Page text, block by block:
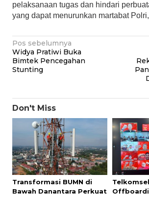
pelaksanaan tugas dan hindari
yang dapat menurunkan martabat
Navigasi
pos
Pos sebelumnya
Widya Pratiwi Buka
Bimtek Pencegahan
Stunting
Don't Miss
Transformasi BUMN di
Bawah Danantara Perkuat